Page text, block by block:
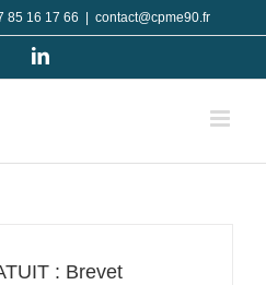
85 16 17 66 contact@cpme90.fr
FacebookLinkedIn
: Brevet